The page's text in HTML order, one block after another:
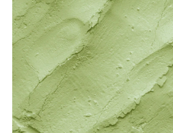
Dunkle Flecken und ungleichmäßiger Hautton
Poren
Lösung
Verlust von Volumen
Tint Terne